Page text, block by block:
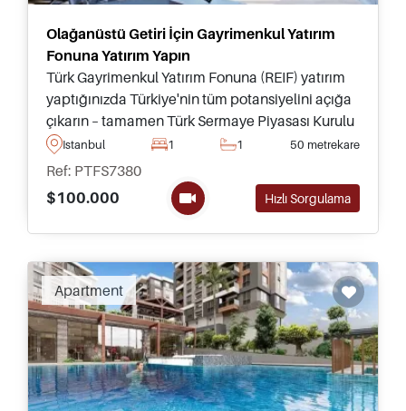
Olağanüstü Getiri İçin Gayrimenkul Yatırım
Fonuna Yatırım Yapın
Türk Gayrimenkul Yatırım Fonuna (REIF) yatırım
yaptığınızda Türkiye'nin tüm potansiyelini açığa
çıkarın – tamamen Türk Sermaye Piyasası Kurulu
(SPK) Kanununa uygun olarak Yönetilen ve
Lisanslı. Minimum giriş 100.000 USD.
Istanbul 1 1 50 metrekare
Ref: PTFS7380
$100.000
Hızlı Sorgulama
Apartment